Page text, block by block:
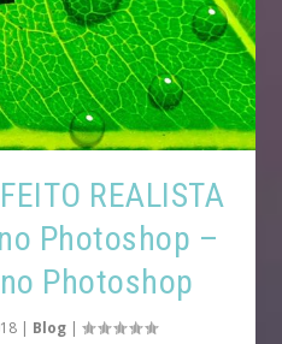
REALISTA
Photoshop –
Photoshop
| Blog |